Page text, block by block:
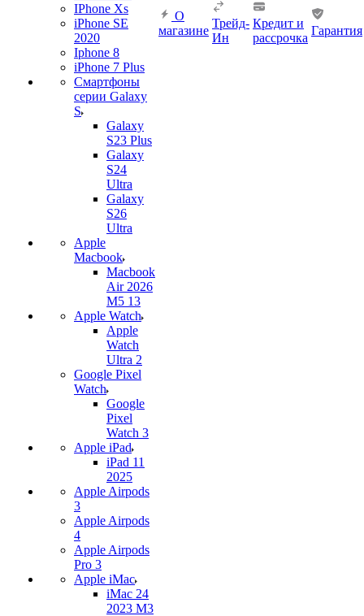
IPhone Xs
iPhone SE
2020
Iphone 8
iPhone 7 Plus
Смартфоны
серии Galaxy
S
Galaxy
S23 Plus
Galaxy
S24
Ultra
Galaxy
S26
Ultra
Apple
Macbook
Macbook
Air 2026
M5 13
Apple Watch
Apple
Watch
Ultra 2
Google Pixel
Watch
Google
Pixel
Watch 3
Apple iPad
iPad 11
2025
Apple Airpods
3
Apple Airpods
4
Apple Airpods
Pro 3
Apple iMac
iMac 24
2023 M3
О
магазине
Трейд-
Ин
Кредит и
рассрочка
Гарантия